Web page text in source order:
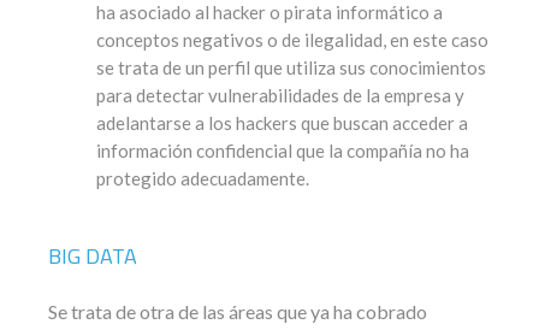
ha asociado al hacker o pirata informático a
conceptos negativos o de ilegalidad, en este caso
se trata de un perfil que utiliza sus conocimientos
para detectar vulnerabilidades de la empresa y
adelantarse a los hackers que buscan acceder a
información confidencial que la compañía no ha
protegido adecuadamente.
BIG DATA
Se trata de otra de las áreas que ya ha cobrado